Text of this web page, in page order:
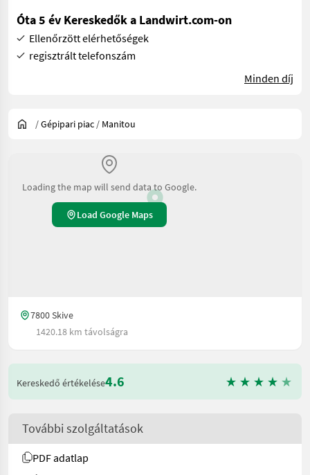
Óta 5 év Kereskedők a Landwirt.com-on
Ellenőrzött elérhetőségek
regisztrált telefonszám
Minden díj
/Gépipari piac / Manitou
Loading the map will send data to Google.
Load Google Maps
7800 Skive
1420.18 km távolságra
Kereskedő értékelése4.6
További szolgáltatások
PDF adatlap